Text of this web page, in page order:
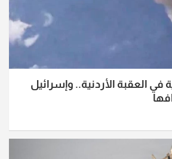
في العقبة الأردنية.. وإسرائيل